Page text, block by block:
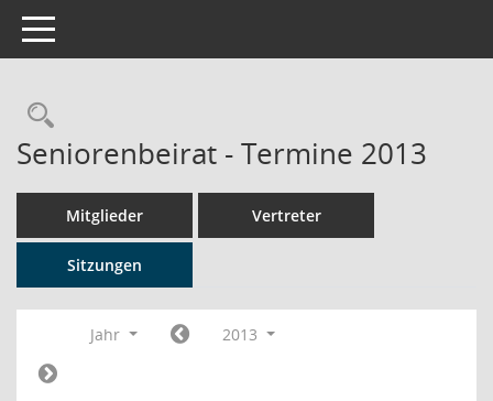
Toggle navigation
Rechercheauswahl
Seniorenbeirat - Termine 2013
Mitglieder Vertreter
Sitzungen
Jahr 2013